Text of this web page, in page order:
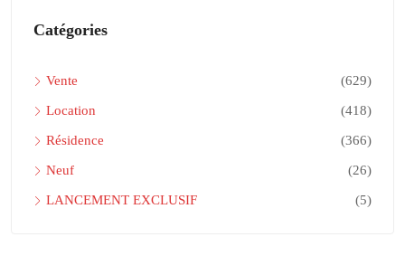
Catégories
Vente (629)
Location (418)
Résidence (366)
Neuf (26)
LANCEMENT EXCLUSIF (5)